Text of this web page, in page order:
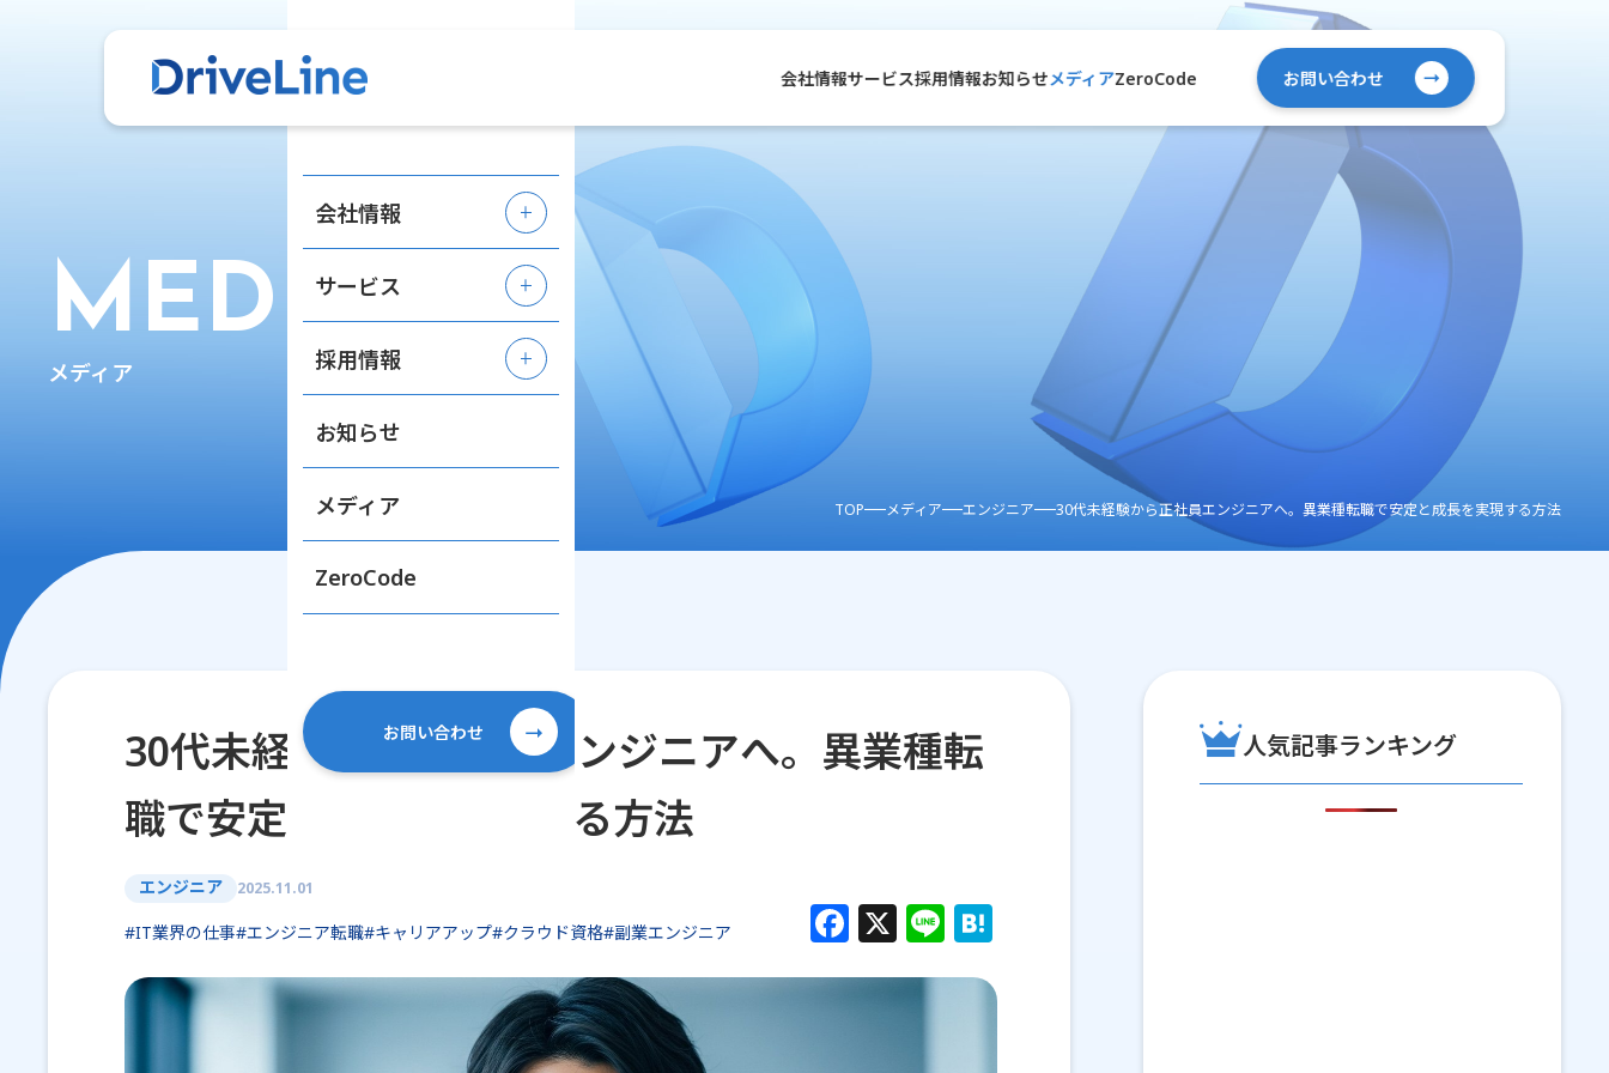
会社情報サービス採用情報お知らせメディアZeroCode お問い合わせ
会社情報
サービス
採用情報
お知らせ
メディア
ZeroCode
お問い合わせ
MEDIA
メディア
TOP メディア エンジニア 30代未経験から正社員エンジニアへ。異業種転職で安定と成長を実現する方法
30代未経験から正社員エンジニアへ。異業種転
職で安定と成長を実現する方法
エンジニア 2025.11.01
#IT業界の仕事#エンジニア転職#キャリアアップ#クラウド資格#副業エンジニア F X Li H
e
人気記事ランキング